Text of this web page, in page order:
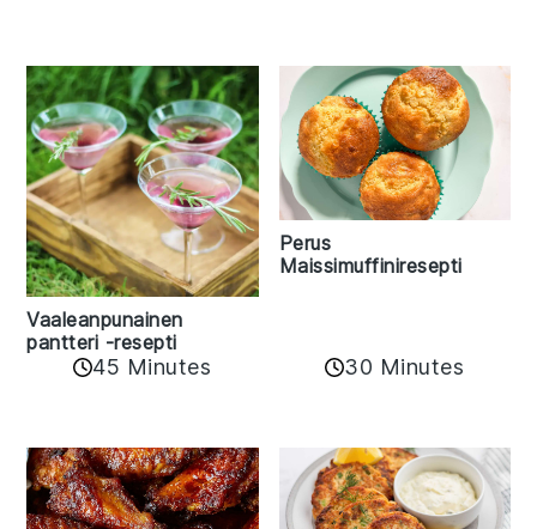
Vaaleanpunainen
pantteri -resepti
45 Minutes
Perus
Maissimuffiniresepti
30 Minutes